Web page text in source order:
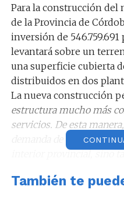
Para la construcción
de la Provincia de
inversión de
levantará sobre un
una superficie cubierta
distribuidos en dos
La nueva construcción
estructura mucho más
servicios. De esta
demanda de toda la
complejidad del interior
También te